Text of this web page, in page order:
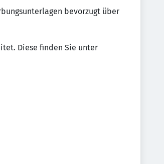
bevorzugt über
Diese finden Sie unter